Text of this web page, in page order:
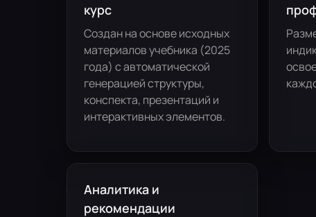
курс
Создан на основе исходных
материалов учебника (2025
года) с автоматической
генерацией структуры,
конспекта, презентаций и
интерактивных элементов.
Аналитика и
рекомендации